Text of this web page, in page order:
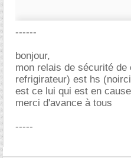
------
bonjour,
mon relais de sécurité
refrigirateur) est hs
est ce lui qui est en
merci d'avance à tous
-----